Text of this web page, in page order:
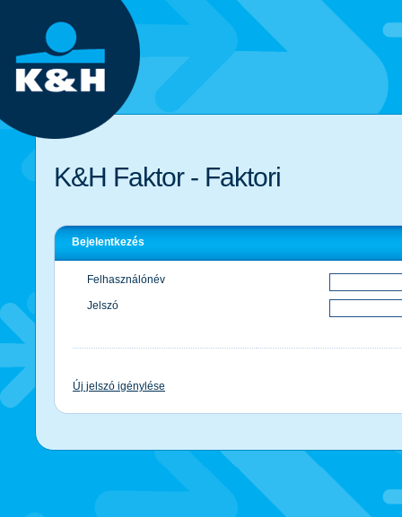
K&H Faktor - Faktori
Bejelentkezés
Felhasználónév
Jelszó
Új jelszó igénylése